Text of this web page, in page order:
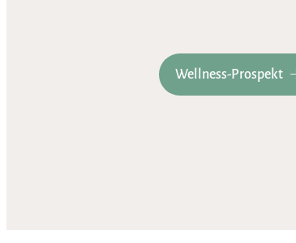
Wellness-Prospekt